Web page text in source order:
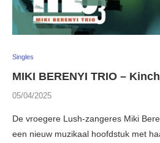
Singles
MIKI BERENYI TRIO –
05/04/2025
De vroegere Lush-zangeres Miki
een nieuw muzikaal hoofdstuk met